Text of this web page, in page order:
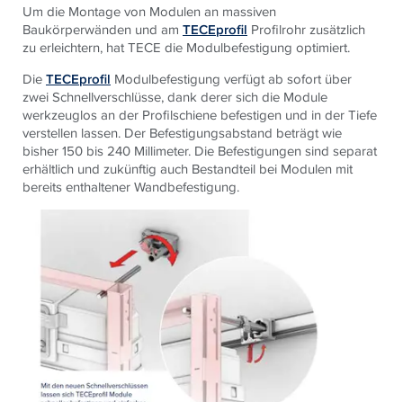
Um die Montage von Modulen an massiven
Baukörperwänden und am TECEprofil Profilrohr zusätzlich
zu erleichtern, hat TECE die Modulbefestigung optimiert.
DieTECEprofil Modulbefestigung verfügt ab sofort über
zwei Schnellverschlüsse, dank derer sich die Module
werkzeuglos an der Profilschiene befestigen und in der Tiefe
verstellen lassen. Der Befestigungsabstand beträgt wie
bisher 150 bis 240 Millimeter. Die Befestigungen sind separat
erhältlich und zukünftig auch Bestandteil bei Modulen mit
bereits enthaltener Wandbefestigung.